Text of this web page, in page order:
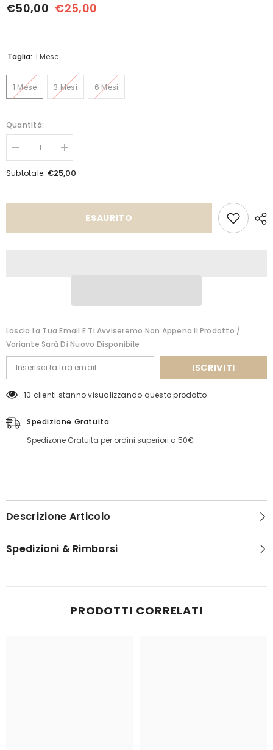
€50,00 €25,00
Taglia: 1 Mese
1 Mese 3 Mesi 6 Mesi
Quantità:
Diminuisci
quantità
per
Aumenta
quantità
per
Completo
Subtotale: €25,00
ESAURITO
Lascia La Tua Email E Ti Avviseremo Non Appena Il Prodotto /
Variante Sarà Di Nuovo Disponibile
ISCRIVITI
5 clienti stanno visualizzando questo prodotto
Spedizione Gratuita
Spedizone Gratuita per ordini superiori a 50€
Descrizione Articolo
Spedizioni & Rimborsi
PRODOTTI CORRELATI